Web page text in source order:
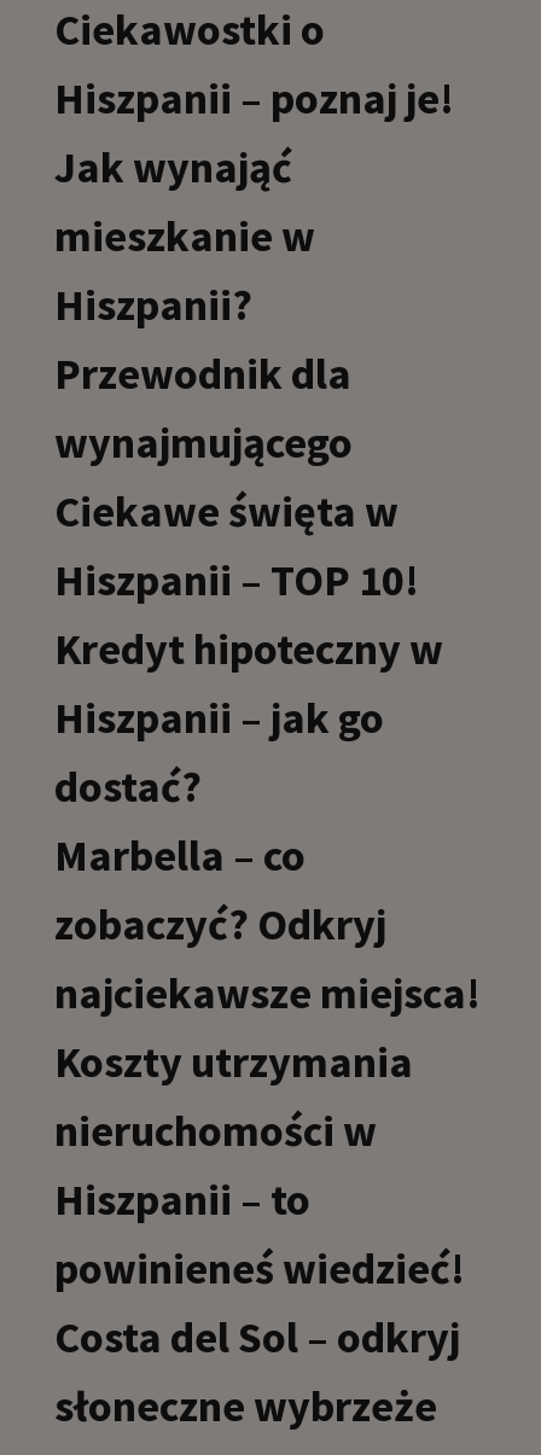
Ciekawostki o
Hiszpanii – poznaj je!
Jak wynająć
mieszkanie w
Hiszpanii?
Przewodnik dla
wynajmującego
Ciekawe święta w
Hiszpanii – TOP 10!
Kredyt hipoteczny w
Hiszpanii – jak go
dostać?
Marbella – co
zobaczyć? Odkryj
najciekawsze miejsca!
Koszty utrzymania
nieruchomości w
Hiszpanii – to
powinieneś wiedzieć!
Costa del Sol – odkryj
słoneczne wybrzeże